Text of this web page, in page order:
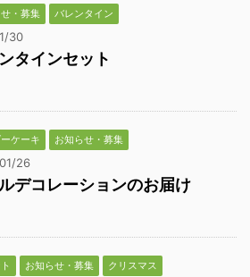
・募集 バレンタイン
30
タインセット
ケーキ お知らせ・募集
26
デコレーションのお届け
お知らせ・募集 クリスマス